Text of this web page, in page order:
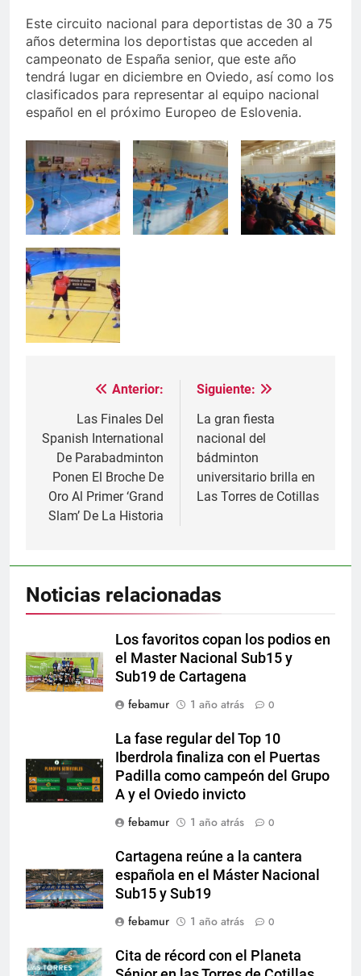
Este circuito nacional para deportistas de 30 a 75
años determina los deportistas que acceden al
campeonato de España senior, que este año
tendrá lugar en diciembre en Oviedo, así como los
clasificados para representar al equipo nacional
español en el próximo Europeo de Eslovenia.
Navegación
entradas
Anterior:
Las Finales Del
Spanish International
De Parabadminton
Ponen El Broche De
Oro Al Primer ‘Grand
Slam’ De La Historia
Siguiente:
La gran fiesta
nacional del
bádminton
universitario brilla en
Las Torres de Cotillas
Noticias relacionadas
Los favoritos copan los podios en
el Master Nacional Sub15 y
Sub19 de Cartagena
febamur
1 año atrás 0
La fase regular del Top 10
Iberdrola finaliza con el Puertas
Padilla como campeón del Grupo
A y el Oviedo invicto
febamur
1 año atrás 0
Cartagena reúne a la cantera
española en el Máster Nacional
Sub15 y Sub19
febamur
1 año atrás 0
Cita de récord con el Planeta